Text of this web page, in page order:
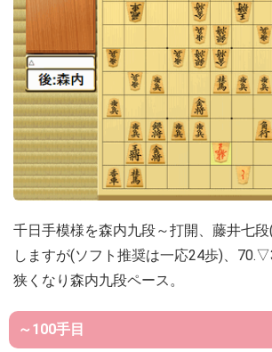
千日手模様を森内九段～打開、藤井七
しますが(ソフト推奨は一応24歩)、
狭くなり森内九段ペース。
～100手目